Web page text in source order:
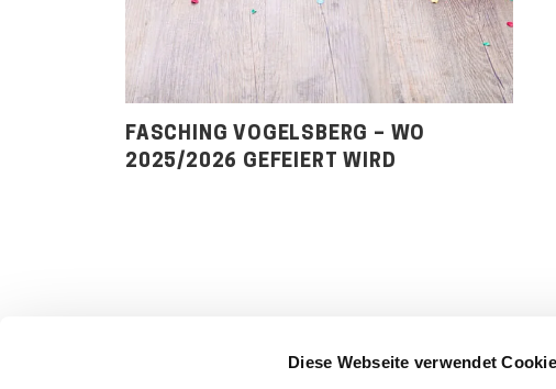
Diese Webseite verwendet
FASCHING VOGELSBERG – WO
2025/2026 GEFEIERT WIRD